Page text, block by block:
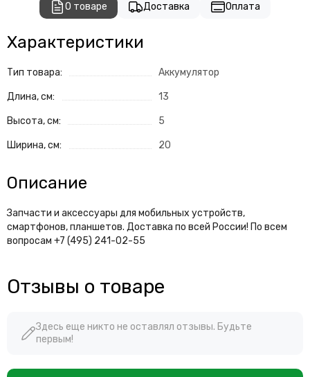
О товаре Доставка Оплата
Характеристики
Тип товара: Аккумулятор
Длина, см: 13
Высота, см: 5
Ширина, см: 20
Описание
Запчасти и аксессуары для мобильных устройств,
смартфонов, планшетов. Доставка по всей России! По всем
вопросам +7 (495) 241-02-55
Отзывы о товаре
Здесь еще никто не оставлял отзывы. Будьте
первым!